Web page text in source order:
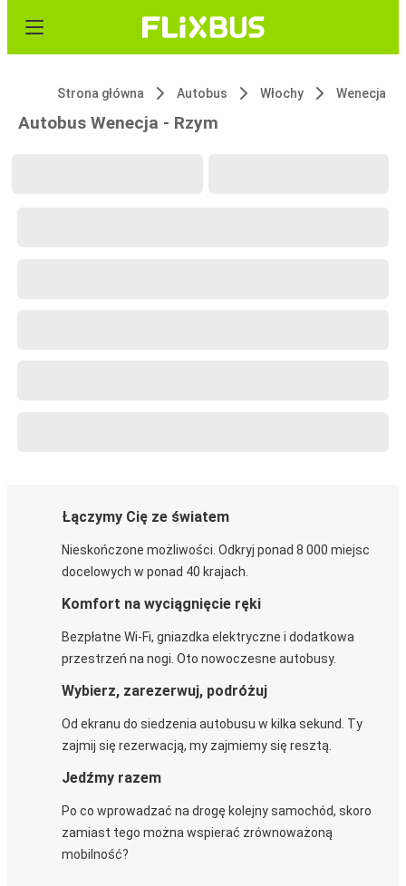
Strona główna Autobus Włochy Wenecja
Autobus Wenecja - Rzym
Łączymy Cię ze światem
Nieskończone możliwości. Odkryj ponad 8 000 miejsc
docelowych w ponad 40 krajach.
Komfort na wyciągnięcie ręki
Bezpłatne Wi-Fi, gniazdka elektryczne i dodatkowa
przestrzeń na nogi. Oto nowoczesne autobusy.
Wybierz, zarezerwuj, podróżuj
Od ekranu do siedzenia autobusu w kilka sekund. Ty
zajmij się rezerwacją, my zajmiemy się resztą.
Jedźmy razem
Po co wprowadzać na drogę kolejny samochód, skoro
zamiast tego można wspierać zrównoważoną
mobilność?